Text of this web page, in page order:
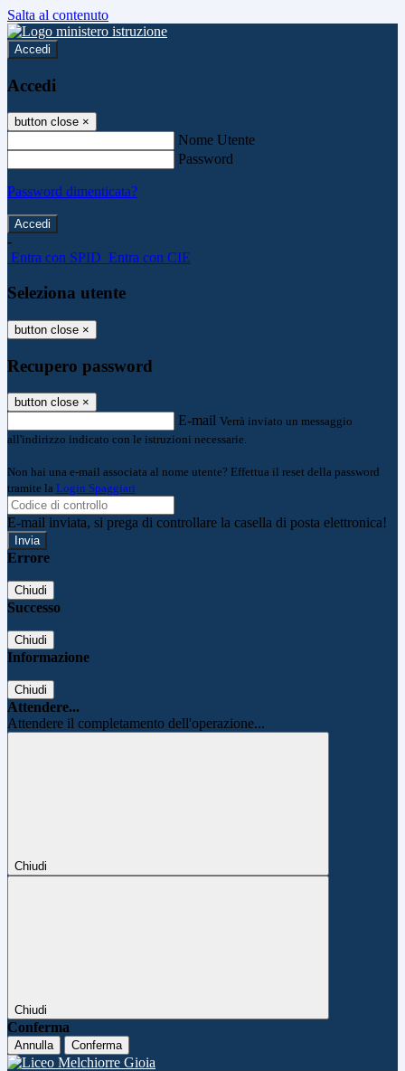
Salta al contenuto
Accedi
Accedi
button close ×
Nome Utente
Password
Password dimenticata?
-
Entra con SPID Entra con CIE
Seleziona utente
button close ×
Recupero password
button close ×
E-mail Verrà inviato un messaggio
all'indirizzo indicato con le istruzioni necessarie.
Non hai una e-mail associata al nome utente? Effettua il reset della password
tramite la Login Spaggiari
E-mail inviata, si prega di controllare la casella di posta elettronica!
Errore
Chiudi
Successo
Chiudi
Informazione
Chiudi
Attendere...
Attendere il completamento dell'operazione...
Chiudi
Chiudi
Conferma
Annulla Conferma